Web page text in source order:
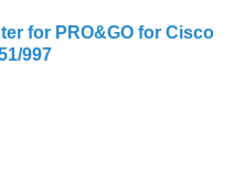
for PRO&GO for Cisco
997